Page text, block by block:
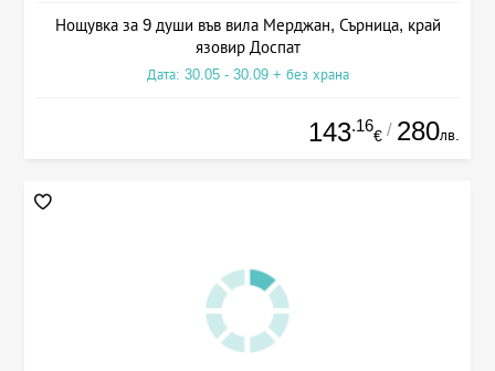
Нощувка за 9 души във вила Мерджан, Сърница, край
язовир Доспат
Дата: 30.05 - 30.09 + без храна
143.16
€ / 280лв.